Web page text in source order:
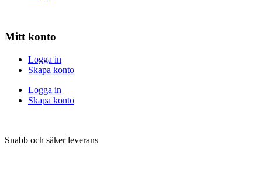
Mitt konto
Logga in
Skapa konto
Logga in
Skapa konto
Snabb och säker leverans